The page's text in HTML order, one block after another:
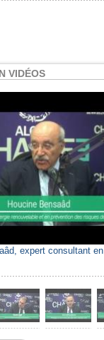
VIDÉOS
de la Confédération
citoyen CAPC